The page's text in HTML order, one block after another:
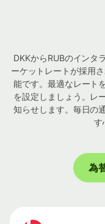
DKKからRUBのインタ
ーケットレートが採用
能です。最適なレート
を設定しましょう。レ
知らせします。毎日の
す
為